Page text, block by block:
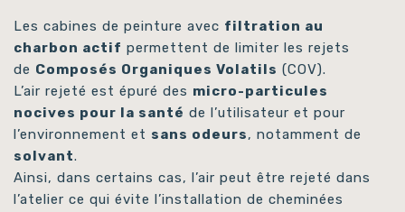
Les cabines de peinture avec filtration au
charbon actif permettent de limiter les rejets
de Composés Organiques Volatils (COV).
L’air rejeté est épuré des micro-particules
nocives pour la santé de l’utilisateur et pour
l’environnement et sans odeurs, notamment de
solvant.
Ainsi, dans certains cas, l’air peut être rejeté dans
l’atelier ce qui évite l’installation de cheminées